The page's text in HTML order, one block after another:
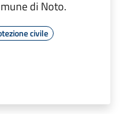
di Noto.
civile